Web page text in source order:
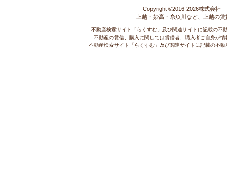
Copyright ©2016-2026株式会社
上越・妙高・糸魚川など、上越の
不動産検索サイト「らくすむ」及び関連サイトに記載の不
不動産の賃借、購入に関しては賃借者、購入者ご自身が
不動産検索サイト「らくすむ」及び関連サイトに記載の不